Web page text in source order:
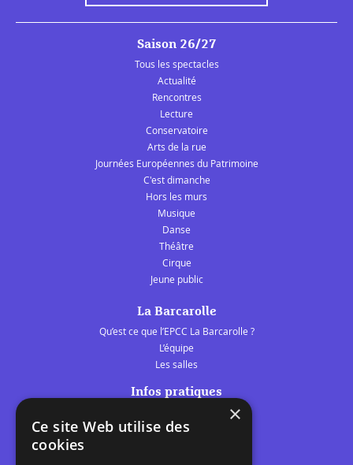
Saison 26/27
Tous les spectacles
Actualité
Rencontres
Lecture
Conservatoire
Arts de la rue
Journées Européennes du Patrimoine
C'est dimanche
Hors les murs
Musique
Danse
Théâtre
Cirque
Jeune public
La Barcarolle
Qu’est ce que l’EPCC La Barcarolle ?
L’équipe
Les salles
Infos pratiques
Les belles scènes audomaroises
×
Ce site Web utilise des
cookies